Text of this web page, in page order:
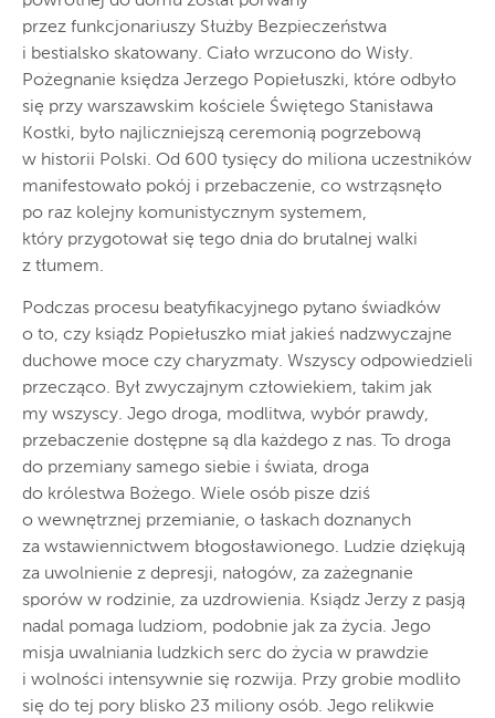
przez funkcjonariuszy Służby Bezpieczeństwa
i bestialsko skatowany. Ciało wrzucono do Wisły.
Pożegnanie księdza Jerzego Popiełuszki, które odbyło
się przy warszawskim kościele Świętego Stanisława
Kostki, było najliczniejszą ceremonią pogrzebową
w historii Polski. Od 600 tysięcy do miliona uczestników
manifestowało pokój i przebaczenie, co wstrząsnęło
po raz kolejny komunistycznym systemem,
który przygotował się tego dnia do brutalnej walki
z tłumem.
Podczas procesu beatyfikacyjnego pytano świadków
o to, czy ksiądz Popiełuszko miał jakieś nadzwyczajne
duchowe moce czy charyzmaty. Wszyscy odpowiedzieli
przecząco. Był zwyczajnym człowiekiem, takim jak
my wszyscy. Jego droga, modlitwa, wybór prawdy,
przebaczenie dostępne są dla każdego z nas. To droga
do przemiany samego siebie i świata, droga
do królestwa Bożego. Wiele osób pisze dziś
o wewnętrznej przemianie, o łaskach doznanych
za wstawiennictwem błogosławionego. Ludzie dziękują
za uwolnienie z depresji, nałogów, za zażegnanie
sporów w rodzinie, za uzdrowienia. Ksiądz Jerzy z pasją
nadal pomaga ludziom, podobnie jak za życia. Jego
misja uwalniania ludzkich serc do życia w prawdzie
i wolności intensywnie się rozwija. Przy grobie modliło
się do tej pory blisko 23 miliony osób. Jego relikwie